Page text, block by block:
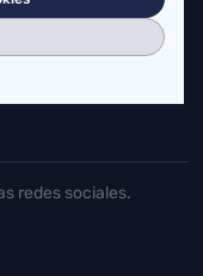
Cantabria
redes sociales.